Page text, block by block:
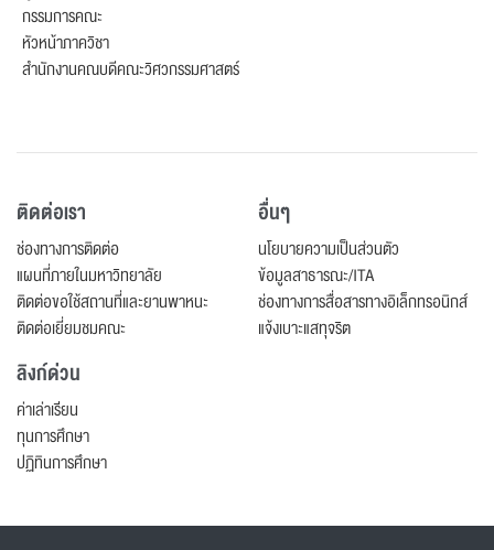
กรรมการคณะ
หัวหน้าภาควิชา
สำนักงานคณบดีคณะวิศวกรรมศาสตร์
ติดต่อเรา
ช่องทางการติดต่อ
แผนที่ภายในมหาวิทยาลัย
ติดต่อขอใช้สถานที่และยานพาหนะ
ติดต่อเยี่ยมชมคณะ
อื่นๆ
นโยบายความเป็นส่วนตัว
ข้อมูลสาธารณะ/ITA
ช่องทางการสื่อสารทางอิเล็กทรอนิกส์
แจ้งเบาะแสทุจริต
ลิงก์ด่วน
ค่าเล่าเรียน
ทุนการศึกษา
ปฏิทินการศึกษา